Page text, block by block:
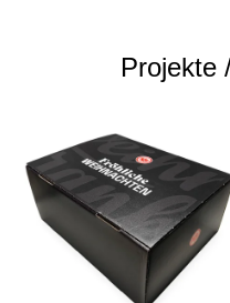
Projekte